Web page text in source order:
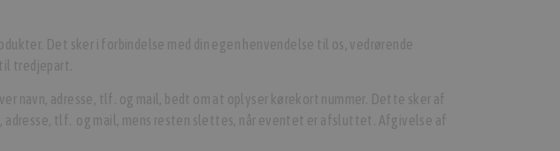
Det sker i forbindelse med din egen henvendelse til os, vedrørende
tredjepart.
navn, adresse, tlf. og mail, bedt om at oplyser kørekort nummer. Dette sker af
adresse, tlf. og mail, mens resten slettes, når eventet er afsluttet. Afgivelse af